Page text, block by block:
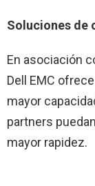
Soluciones de
En asociación
Dell EMC
mayor
partners
mayor rapidez.